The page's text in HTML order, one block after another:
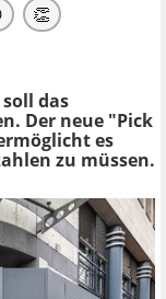
👏
soll das
Der neue "Pick
es
zu müssen.